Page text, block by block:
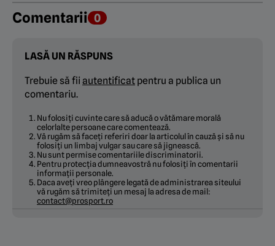
Comentarii 0
LASĂ UN RĂSPUNS
Trebuie să fii autentificat pentru a publica un
comentariu.
Nu folosiți cuvinte care să aducă o vătămare morală
celorlalte persoane care comentează.
Vă rugăm să faceți referiri doar la articolul în cauză și să nu
folosiți un limbaj vulgar sau care să jignească.
Nu sunt permise comentariile discriminatorii.
Pentru protecția dumneavostră nu folosiți în comentarii
informații personale.
Daca aveți vreo plângere legată de administrarea siteului
vă rugăm să trimiteți un mesaj la adresa de mail:
contact@prosport.ro